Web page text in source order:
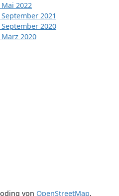
2022
2021
2020
2020
von OpenStreetMap,